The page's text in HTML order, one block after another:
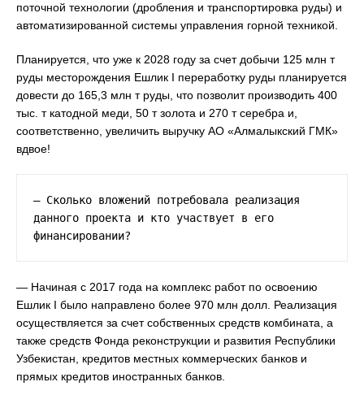
поточной технологии (дробления и транспортировка руды) и
автоматизированной системы управления горной техникой.
Планируется, что уже к 2028 году за счет добычи 125 млн т
руды месторождения Ешлик I переработку руды планируется
довести до 165,3 млн т руды, что позволит производить 400
тыс. т катодной меди, 50 т золота и 270 т серебра и,
соответственно, увеличить выручку АО «Алмалыкский ГМК»
вдвое!
— Сколько вложений потребовала реализация
данного проекта и кто участвует в его
финансировании?
— Начиная с 2017 года на комплекс работ по освоению
Ешлик I было направлено более 970 млн долл. Реализация
осуществляется за счет собственных средств комбината, а
также средств Фонда реконструкции и развития Республики
Узбекистан, кредитов местных коммерческих банков и
прямых кредитов иностранных банков.